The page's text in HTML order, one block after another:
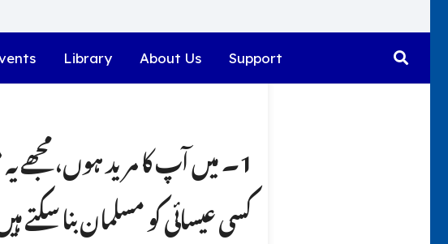
Library About Us Support
1۔ میں آپ کا مرید ہوں، مجھے
کسی عیسائی کو مسلمان بنا سکتے